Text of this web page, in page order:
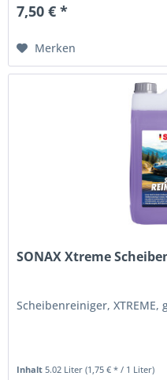
7,50 € *
Merken
SONAX Xtreme
Scheibenreiniger,
Inhalt 5.02 Liter(1,75 € * / 1 Liter)